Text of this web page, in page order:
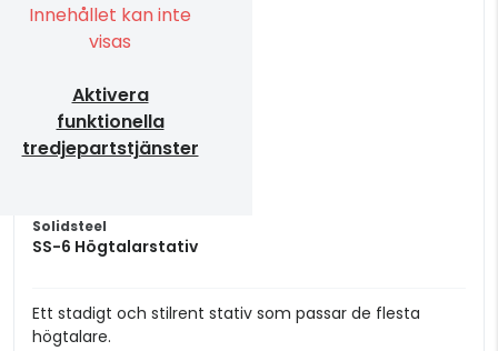
Innehållet kan inte
visas
Aktivera
funktionella
tredjepartstjänster
Solidsteel
SS-6 Högtalarstativ
Ett stadigt och stilrent stativ som passar de flesta
högtalare.